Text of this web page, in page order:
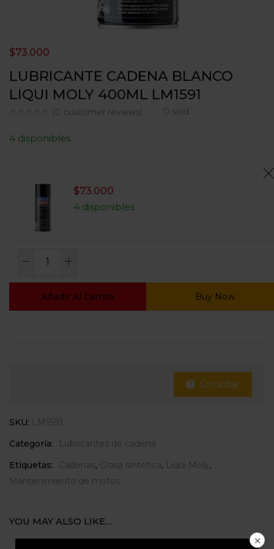
LUBRICANTE CADENA BLANCO
LIQUI MOLY 400ML LM1591
(0 customer reviews) 0 sold
$73.000
4 disponibles
$73.000
4 disponibles
Añadir Al Carrito Buy Now
Consultar
SKU: LM1591
Categoría:
Lubricantes de cadena
Etiquetas:
Cadenas, Grasa sintetica, Liqui Moly,
Mantenimiento de motos
YOU MAY ALSO LIKE…